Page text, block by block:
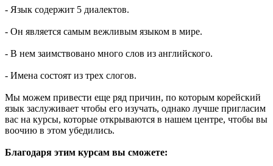
- Язык содержит 5 диалектов.
- Он является самым вежливым языком в мире.
- В нем заимствовано много слов из английского.
- Имена состоят из трех слогов.
Мы можем привести еще ряд причин, по которым корейский
язык заслуживает чтобы его изучать, однако лучше пригласим
вас на курсы, которые открываются в нашем центре, чтобы вы
воочию в этом убедились.
Благодаря этим курсам вы сможете: